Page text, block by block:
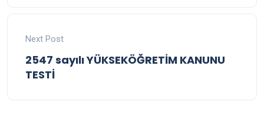
Next Post
2547 sayılı YÜKSEKÖĞRETİM KANUNU
TESTİ